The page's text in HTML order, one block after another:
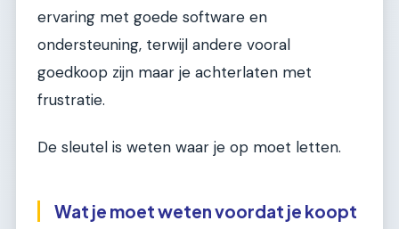
ervaring met goede software en
ondersteuning, terwijl andere vooral
goedkoop zijn maar je achterlaten met
frustratie.
De sleutel is weten waar je op moet letten.
Wat je moet weten voordat je koopt